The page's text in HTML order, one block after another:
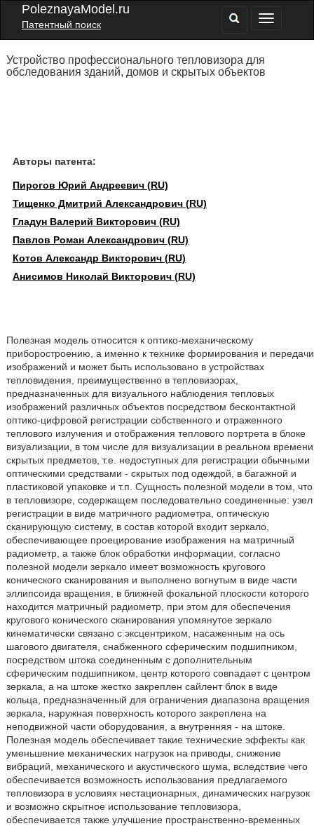
PoleznayaModel.ru
Патентный поиск
Устройство профессионального тепловизора для
обследования зданий, домов и скрытых объектов
Авторы патента:
Пирогов Юрий Андреевич (RU)
Тищенко Дмитрий Александрович (RU)
Гладун Валерий Викторович (RU)
Павлов Роман Александрович (RU)
Котов Александр Викторович (RU)
Анисимов Николай Викторович (RU)
Полезная модель относится к оптико-механическому
приборостроению, а именно к технике формирования и передачи
изображений и может быть использовано в устройствах
тепловидения, преимущественно в тепловизорах,
предназначенных для визуального наблюдения тепловых
изображений различных объектов посредством бесконтактной
оптико-цифровой регистрации собственного и отраженного
теплового излучения и отображения теплового портрета в блоке
визуализации, в том числе для визуализации в реальном времени
скрытых предметов, т.е. недоступных для регистрации обычными
оптическими средствами - скрытых под одеждой, в багажной и
пластиковой упаковке и т.п. Сущность полезной модели в том, что
в тепловизоре, содержащем последовательно соединенные: узел
регистрации в виде матричного радиометра, оптическую
сканирующую систему, в состав которой входит зеркало,
обеспечивающее проецирование изображения на матричный
радиометр, а также блок обработки информации, согласно
полезной модели зеркало имеет возможность кругового
конического сканирования и выполнено вогнутым в виде части
эллипсоида вращения, в ближней фокальной плоскости которого
находится матричный радиометр, при этом для обеспечения
кругового конического сканирования упомянутое зеркало
кинематически связано с эксцентриком, насаженным на ось
шагового двигателя, снабженного сферическим подшипником,
посредством штока соединенным с дополнительным
сферическим подшипником, центр которого совпадает с центром
зеркала, а на штоке жестко закреплен сайлент блок в виде
кольца, предназначенный для ограничения диапазона вращения
зеркала, наружная поверхность которого закреплена на
неподвижной части оборудования, а внутренняя - на штоке.
Полезная модель обеспечивает такие технические эффекты как
уменьшение механических нагрузок на приводы, снижение
вибраций, механического и акустического шума, вследствие чего
обеспечивается возможность использования предлагаемого
тепловизора в условиях нестационарных, динамических нагрузок
и возможно скрытное использование тепловизора,
обеспечивается также улучшение пространственно-временных